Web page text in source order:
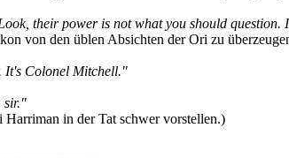
their power is not what you should question.
von den üblen Absichten der Ori zu
It's Colonel Mitchell."
sir."
Harriman in der Tat schwer vorstellen.)